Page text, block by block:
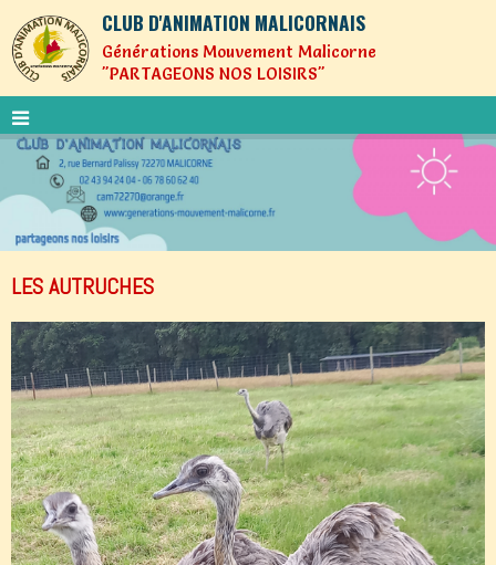
CLUB D'ANIMATION MALICORNAIS
Générations Mouvement Malicorne
"PARTAGEONS NOS LOISIRS"
LES AUTRUCHES